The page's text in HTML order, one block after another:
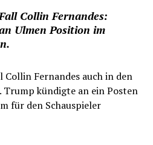
Collin Fernandes:
Ulmen Position im
Fernandes auch in den
Trump kündigte an ein Posten
für den Schauspieler